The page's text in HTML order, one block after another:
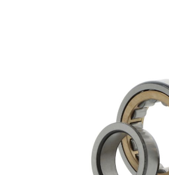
Cilindrische
180.00 mm
320.00 mm
86.00 mm